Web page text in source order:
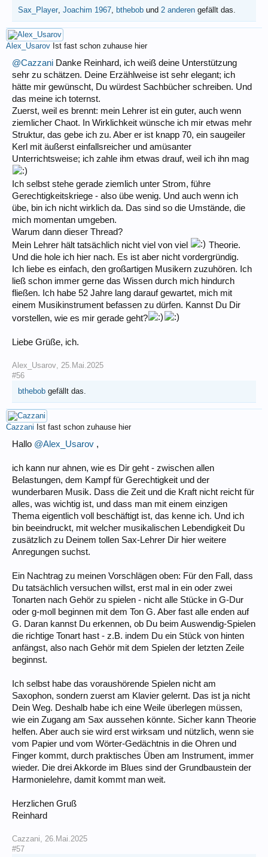
Sax_Player, Joachim 1967, bthebob und 2 anderen gefällt das.
Alex_Usarov Ist fast schon zuhause hier
@Cazzani Danke Reinhard, ich weiß deine Unterstützung
sehr zu schätzen. Deine Erzählweise ist sehr elegant; ich
hätte mir gewünscht, Du würdest Sachbücher schreiben. Und
das meine ich toternst.
Zuerst, weil es brennt: mein Lehrer ist ein guter, auch wenn
ziemlicher Chaot. In Wirklichkeit wünsche ich mir etwas mehr
Struktur, das gebe ich zu. Aber er ist knapp 70, ein saugeiler
Kerl mit äußerst einfallsreicher und amüsanter
Unterrichtsweise; ich zahle ihm etwas drauf, weil ich ihn mag
Ich selbst stehe gerade ziemlich unter Strom, führe
Gerechtigkeitskriege - also übe wenig. Und auch wenn ich
übe, bin ich nicht wirklich da. Das sind so die Umstände, die
mich momentan umgeben.
Warum dann dieser Thread?
Mein Lehrer hält tatsächlich nicht viel von viel
Theorie.
Und die hole ich hier nach. Es ist aber nicht vordergründig.
Ich liebe es einfach, den großartigen Musikern zuzuhören. Ich
ließ schon immer gerne das Wissen durch mich hindurch
fließen. Ich habe 52 Jahre lang darauf gewartet, mich mit
einem Musikinstrument befassen zu dürfen. Kannst Du Dir
vorstellen, wie es mir gerade geht?
Liebe Grüße, ich.
Alex_Usarov, 25.Mai.2025
#56
bthebob gefällt das.
Cazzani Ist fast schon zuhause hier
Hallo @Alex_Usarov ,
ich kann nur ahnen, wie es Dir geht - zwischen allen
Belastungen, dem Kampf für Gerechtigkeit und der
wunderbaren Musik. Dass die Zeit und die Kraft nicht reicht für
alles, was wichtig ist, und dass man mit einem einzigen
Thema eigentlich voll beschäftigt ist, das kenne ich. Und ich
bin beeindruckt, mit welcher musikalischen Lebendigkeit Du
zusätzlich zu Deinem tollen Sax-Lehrer Dir hier weitere
Anregungen suchst.
Ein Nachtrag zu meinen Vorschlägen oben: Für den Fall, dass
Du tatsächlich versuchen willst, erst mal in ein oder zwei
Tonarten nach Gehör zu spielen - nicht alle Stücke in G-Dur
oder g-moll beginnen mit dem Ton G. Aber fast alle enden auf
G. Daran kannst Du erkennen, ob Du beim Auswendig-Spielen
die richtige Tonart hast - z.B. indem Du ein Stück von hinten
anfängst, also nach Gehör mit dem Spielen der letzten Zeile
beginnst.
Ich selbst habe das voraushörende Spielen nicht am
Saxophon, sondern zuerst am Klavier gelernt. Das ist ja nicht
Dein Weg. Deshalb habe ich eine Weile überlegen müssen,
wie ein Zugang am Sax aussehen könnte. Sicher kann Theorie
helfen. Aber auch sie wird erst wirksam und nützlich, wenn sie
vom Papier und vom Wörter-Gedächtnis in die Ohren und
Finger kommt, durch praktisches Üben am Instrument, immer
wieder. Die drei Akkorde im Blues sind der Grundbaustein der
Harmonielehre, damit kommt man weit.
Herzlichen Gruß
Reinhard
Cazzani, 26.Mai.2025
#57